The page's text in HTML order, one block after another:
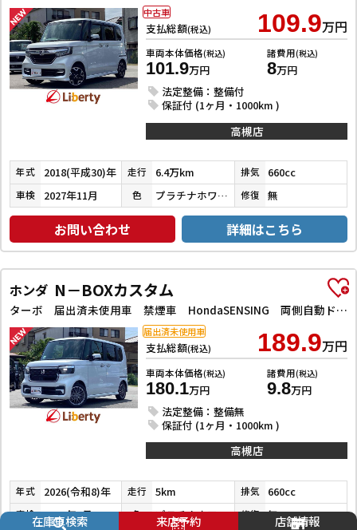
支払総額(税込) 109.9万円
車両本体価格(税込)
101.9万円
諸費用(税込)
8万円
法定整備：整備付
保証付 (1ヶ月・1000km )
中古車
高槻店
年式 2018(平成30)年 走行 6.4万km 排気 660cc
車検 2027年11月 色 プラチナホワイトパール 修復 無
お問い合わせ 詳細はこちら
ホンダ N－BOXカスタム
ターボ 届出済未使用車 禁煙車 HondaSENSING 両側自動ドア アダプティブクルーズコントロール 電子パーキング 革巻きステアリング パドルシフト 前席シートヒーター LEDヘッドライト スマートキー
支払総額(税込) 189.9万円
車両本体価格(税込)
180.1万円
諸費用(税込)
9.8万円
法定整備：整備無
保証付 (1ヶ月・1000km )
届出済未使用車
高槻店
年式 2026(令和8)年 走行 5km 排気 660cc
車検 2029年7月 色 プラチナホワイトパール 修復 無
在庫車検索 来店予約 店舗情報